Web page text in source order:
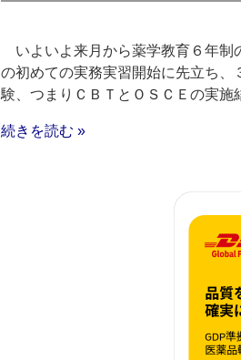
いよいよ来月から薬学教育６年制
の初めての実務実習開始に先立ち
験、つまりＣＢＴとＯＳＣＥの実施
続きを読む »